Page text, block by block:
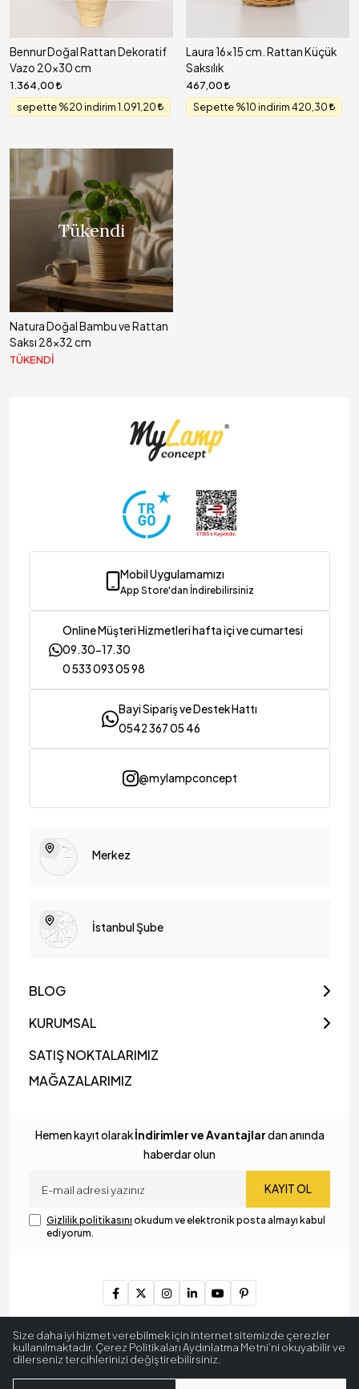
Bennur Doğal Rattan Dekoratif
Vazo 20x30 cm
1.364,00
sepette %20 indirim 1.091,20
Laura 16x15 cm. Rattan Küçük
Saksılık
467,00
Sepette %10 indirim 420,30
Tükendi
Natura Doğal Bambu ve Rattan
Saksı 28x32 cm
TÜKENDİ
Mobil Uygulamamızı
App Store'dan İndirebilirsiniz
Online Müşteri Hizmetleri hafta içi ve cumartesi
09.30-17.30
0 533 093 05 98
Bayi Sipariş ve Destek Hattı
0542 367 05 46
@mylampconcept
Merkez
İstanbul Şube
BLOG
KURUMSAL
SATIŞ NOKTALARIMIZ
MAĞAZALARIMIZ
Hemen kayıt olarakİndirimler ve Avantajlardan anında
haberdar olun
KAYIT OL
Gizlilik politikasını okudum ve elektronik posta almayı kabul
ediyorum.
hakları saklıdır.
256 BitSSL
Encryption
Size daha iyi hizmet verebilmek için internet sitemizde çerezler
kullanılmaktadır. Çerez Politikaları Aydınlatma Metni’ni okuyabilir ve
dilerseniz tercihlerinizi değiştirebilirsiniz.